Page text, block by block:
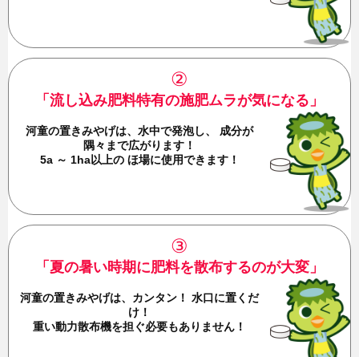
②
「流し込み肥料特有の施肥ムラが気になる」
河童の置きみやげは、水中で発泡し、 成分が
隅々まで広がります！
5a ～ 1ha以上の ほ場に使用できます！
③
「夏の暑い時期に肥料を散布するのが大変」
河童の置きみやげは、カンタン！ 水口に置くだ
け！
重い動力散布機を担ぐ必要もありません！